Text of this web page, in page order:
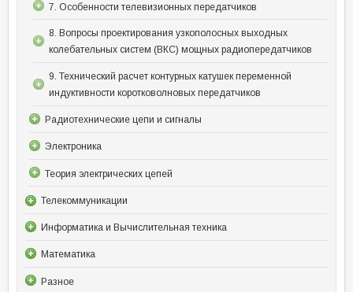
7. Особенности телевизионных передатчиков
8. Вопросы проектирования узкополосных выходных
колебательных систем (ВКС) мощных радиопередатчиков
9. Технический расчет контурных катушек переменной
индуктивности коротковолновых передатчиков
Радиотехнические цепи и сигналы
Электроника
Теория электрических цепей
Телекоммуникации
Информатика и Вычислительная техника
Математика
Разное